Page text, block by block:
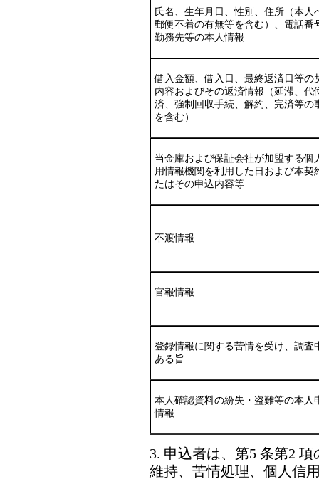
氏名、生年月日、性別、住所（本人
郵便不着の有無等を含む）、電話番
勤務先等の本人情報
借入金額、借入日、最終返済日等の
内容およびその返済情報（延滞、代
済、強制回収手続、解約、完済等の
を含む）
当金庫および保証会社が加盟する個
用情報機関を利用した日および本契
たはその申込内容等
不渡情報
官報情報
登録情報に関する苦情を受け、調査
ある旨
本人確認資料の紛失・盗難等の本人
情報
3. 申込者は、第5 条第2
維持、苦情処理、個人信